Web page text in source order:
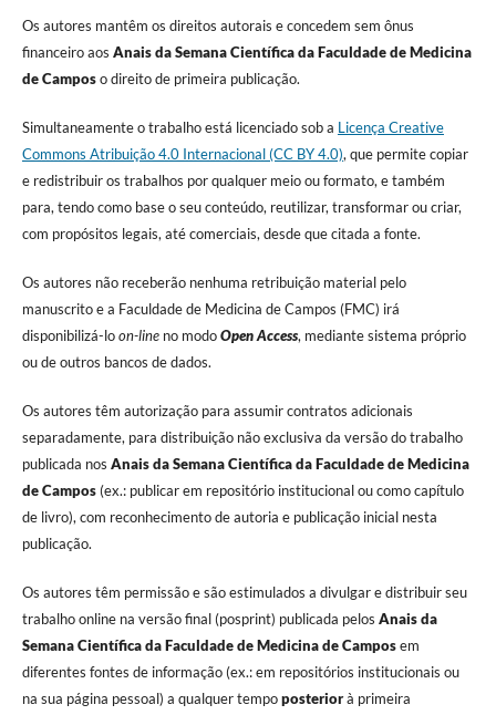
Os autores mantêm os direitos autorais e concedem sem ônus
financeiro aos Anais da Semana Científica da Faculdade de Medicina
de Camposo direito de primeira publicação.
Simultaneamente o trabalho está licenciado sob a Licença Creative
Commons Atribuição 4.0 Internacional (CC BY 4.0), que permite copiar
e redistribuir os trabalhos por qualquer meio ou formato, e também
para, tendo como base o seu conteúdo, reutilizar, transformar ou criar,
com propósitos legais, até comerciais, desde que citada a fonte.
Os autores não receberão nenhuma retribuição material pelo
manuscrito e a Faculdade de Medicina de Campos (FMC) irá
disponibilizá-loon-lineno modoOpen Access, mediante sistema próprio
ou de outros bancos de dados.
Os autores têm autorização para assumir contratos adicionais
separadamente, para distribuição não exclusiva da versão do trabalho
publicada nos Anais da Semana Científica da Faculdade de Medicina
de Campos(ex.: publicar em repositório institucional ou como capítulo
de livro), com reconhecimento de autoria e publicação inicial nesta
publicação.
Os autores têm permissão e são estimulados a divulgar e distribuir seu
trabalho online na versão final (posprint) publicada pelos Anais da
Semana Científica da Faculdade de Medicina de Camposem
diferentes fontes de informação (ex.: em repositórios institucionais ou
na sua página pessoal) a qualquer tempoposteriorà primeira